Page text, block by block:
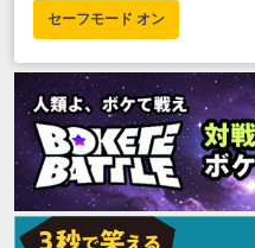
セーフモード オン